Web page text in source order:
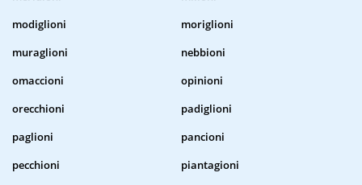
modiglioni
moriglioni
muraglioni
nebbioni
omaccioni
opinioni
orecchioni
padiglioni
paglioni
pancioni
pecchioni
piantagioni